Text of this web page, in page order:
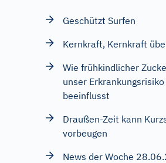
Geschützt Surfen
Kernkraft, Kernkraft
Wie frühkindlicher
unser Erkrankungsrisiko
beeinflusst
Draußen-Zeit kann
vorbeugen
News der Woche